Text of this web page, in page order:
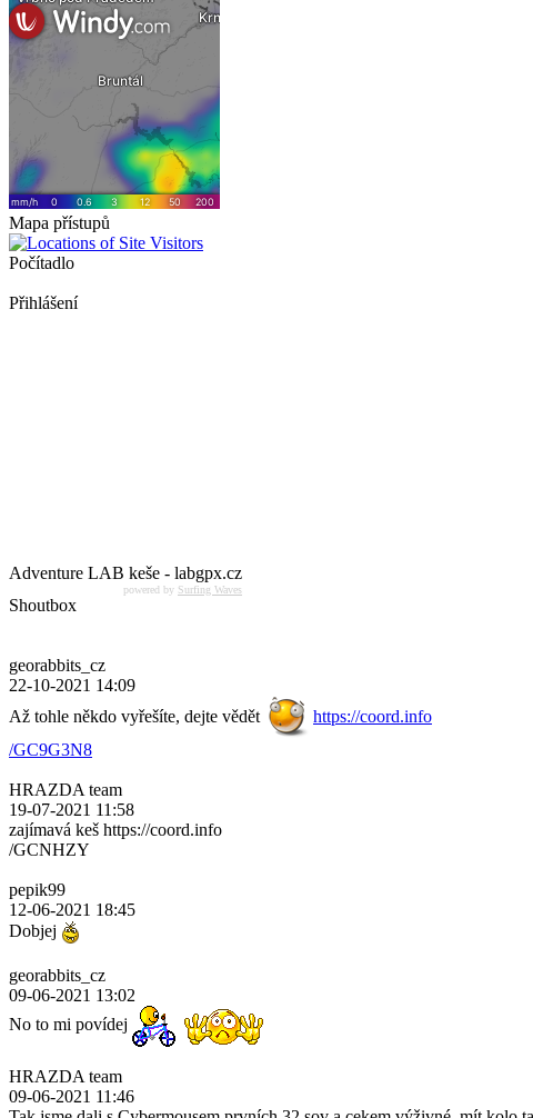
Mapa přístupů
Počítadlo
Přihlášení
Adventure LAB keše - labgpx.cz
powered by Surfing Waves
Shoutbox
georabbits_cz
22-10-2021 14:09
Až tohle někdo vyřešíte, dejte vědět
https://coord.info
/GC9G3N8
HRAZDA team
19-07-2021 11:58
zajímavá keš https://coord.info
/GCNHZY
pepik99
12-06-2021 18:45
Dobjej
georabbits_cz
09-06-2021 13:02
No to mi povídej
HRAZDA team
09-06-2021 11:46